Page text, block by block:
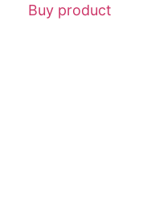
Buy product